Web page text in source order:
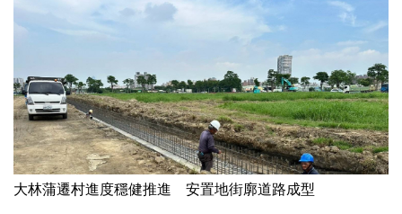
大林蒲遷村進度穩健推進 安置地街廓道路成型